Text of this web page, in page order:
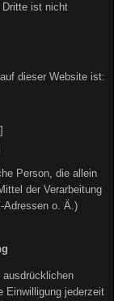
Dritte ist nicht
dieser Website ist:
Person, die allein
der Verarbeitung
Adressen o. Ä.)
ausdrücklichen
Einwilligung jederzeit